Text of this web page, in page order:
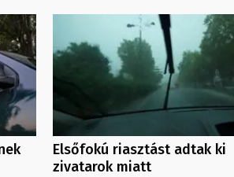
Elsőfokú riasztást adtak ki
zivatarok miatt